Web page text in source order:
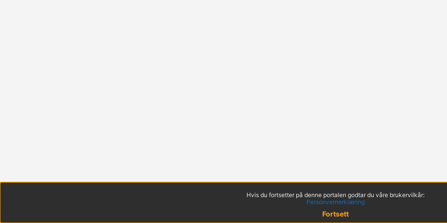
Hvis du fortsetter på denne portalen godtar du våre brukervilkår:
Personvernerklæring
Fortsett